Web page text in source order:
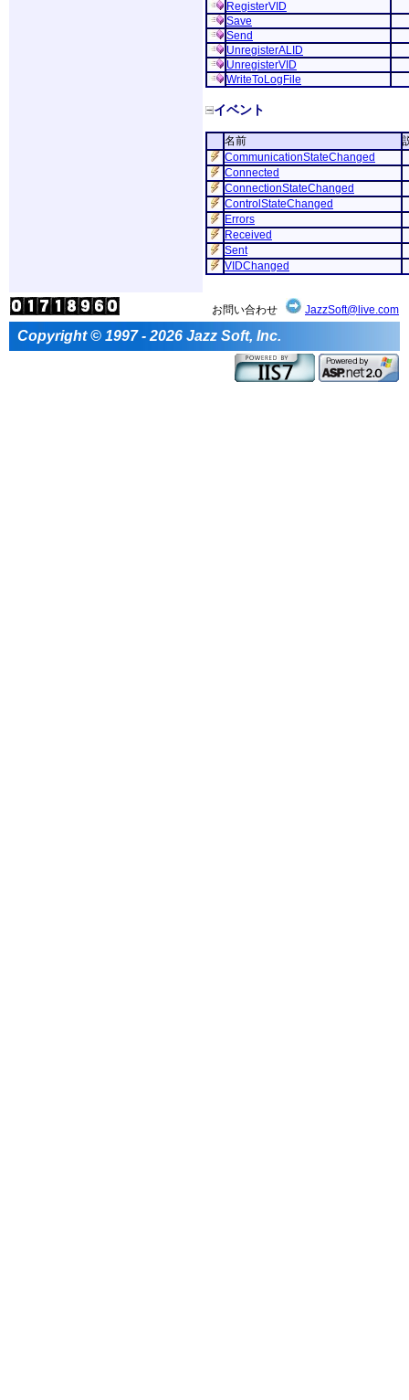
RegisterVID
Save
Send
UnregisterALID
UnregisterVID
WriteToLogFile
イベント
名前
CommunicationStateChanged
Connected
ConnectionStateChanged
ControlStateChanged
Errors
Received
Sent
VIDChanged
お問い合わせ JazzSoft@live.com
Copyright © 1997 - 2026 Jazz Soft, Inc.